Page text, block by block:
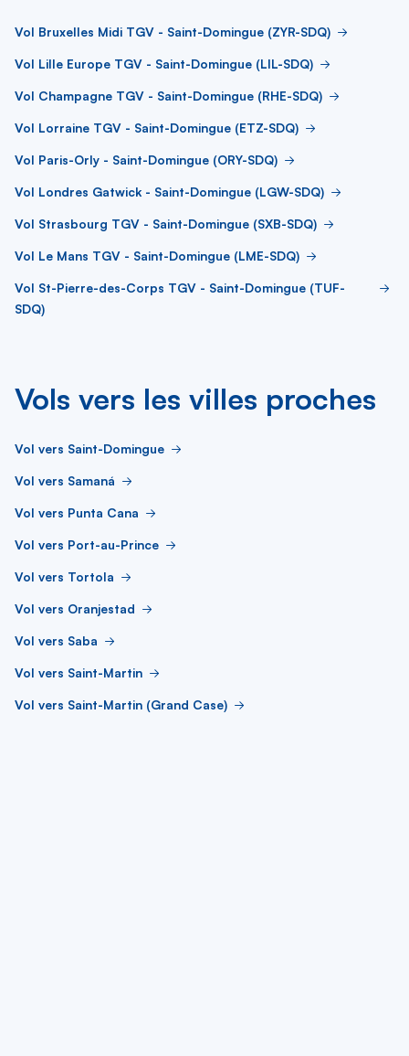
Vol Bruxelles Midi TGV - Saint-Domingue (ZYR-SDQ)
Vol Lille Europe TGV - Saint-Domingue (LIL-SDQ)
Vol Champagne TGV - Saint-Domingue (RHE-SDQ)
Vol Lorraine TGV - Saint-Domingue (ETZ-SDQ)
Vol Paris-Orly - Saint-Domingue (ORY-SDQ)
Vol Londres Gatwick - Saint-Domingue (LGW-SDQ)
Vol Strasbourg TGV - Saint-Domingue (SXB-SDQ)
Vol Le Mans TGV - Saint-Domingue (LME-SDQ)
Vol St-Pierre-des-Corps TGV - Saint-Domingue (TUF-
SDQ)
Vols vers les villes proches
Vol vers Saint-Domingue
Vol vers Samaná
Vol vers Punta Cana
Vol vers Port-au-Prince
Vol vers Tortola
Vol vers Oranjestad
Vol vers Saba
Vol vers Saint-Martin
Vol vers Saint-Martin (Grand Case)